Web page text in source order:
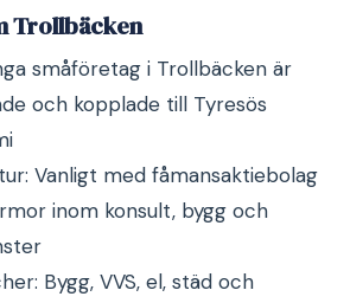
Trollbäcken
småföretag i Trollbäcken är
och kopplade till Tyresös
Vanligt med fåmansaktiebolag
inom konsult, bygg och
Bygg, VVS, el, städ och